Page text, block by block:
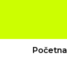
Početna